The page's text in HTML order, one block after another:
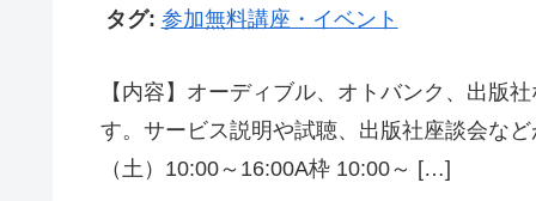
タグ: 参加無料講座・イベント
【内容】オーディブル、オトバンク、出版
す。サービス説明や試聴、出版社座談会な
（土）10:00～16:00A枠 10:00～ […]